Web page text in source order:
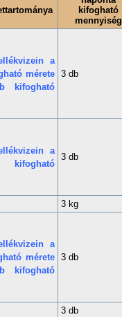
kifogható
mennyiség
a
mérete
kifogható
3 db
a
kifogható
3 db
3 kg
a
mérete
kifogható
3 db
3 db